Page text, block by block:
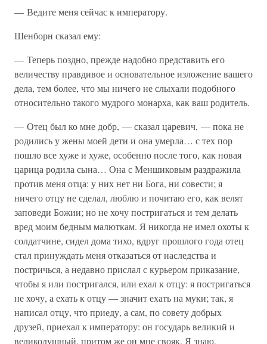
— Ведите меня сейчас к императору.
Шенборн сказал ему:
— Теперь поздно, прежде надобно представить его
величеству правдивое и основательное изложение вашего
дела, тем более, что мы ничего не слыхали подобного
относительно такого мудрого монарха, как ваш родитель.
— Отец был ко мне добр, — сказал царевич, — пока не
родились у жены моей дети и она умерла… с тех пор
пошло все хуже и хуже, особенно после того, как новая
царица родила сына… Она с Меншиковым раздражила
против меня отца: у них нет ни Бога, ни совести; я
ничего отцу не сделал, люблю и почитаю его, как велят
заповеди Божии; но не хочу постригаться и тем делать
вред моим бедным малюткам. Я никогда не имел охоты к
солдатчине, сидел дома тихо, вдруг прошлого года отец
стал принуждать меня отказаться от наследства и
постричься, а недавно прислал с курьером приказание,
чтобы я или постригался, или ехал к отцу: я постригаться
не хочу, а ехать к отцу — значит ехать на муки; так, я
написал отцу, что приеду, а сам, по совету добрых
друзей, приехал к императору: он государь великий и
великодушный, притом же он мне свояк. Я знаю,